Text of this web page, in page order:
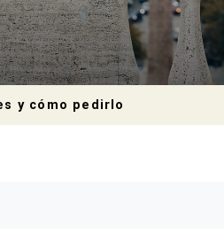
y cómo pedirlo